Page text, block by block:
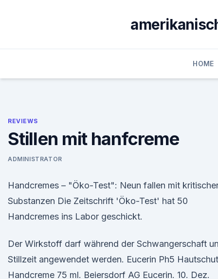
HOME
REVIEWS
Stillen mit hanfcreme
ADMINISTRATOR
Handcremes – "Öko-Test": Neun fallen mit
Substanzen Die Zeitschrift 'Öko-Test' hat 50
Handcremes ins Labor geschickt.
Der Wirkstoff darf während der Schwangerschaft
Stillzeit angewendet werden. Eucerin Ph5
Handcreme 75 ml. Beiersdorf AG Eucerin. 10. Dez.